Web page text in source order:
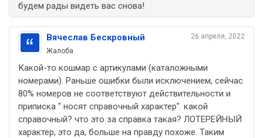
будем рады видеть вас снова!
26 апреля, 2022
Вячеслав Бескровный
Жалоба
Какой-то кошмар с артикулами (каталожными
номерами). Раньше ошибки были исключением, сейчас
80% номеров не соответствуют действительности и
приписка " носят справочный характер". какой
справочный? что это за справка такая? ЛОТЕРЕЙНЫЙ
характер, это да, больше на правду похоже. Таким